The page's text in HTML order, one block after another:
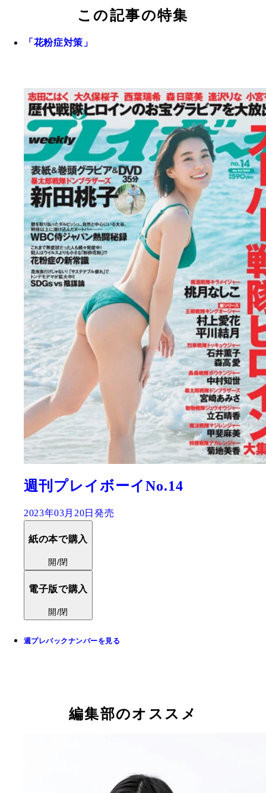
この記事の特集
「花粉症対策」
週刊プレイボーイNo.14
2023年03月20日発売
紙の本で購入
開/閉
電子版で購入
開/閉
週プレバックナンバーを見る
編集部のオススメ